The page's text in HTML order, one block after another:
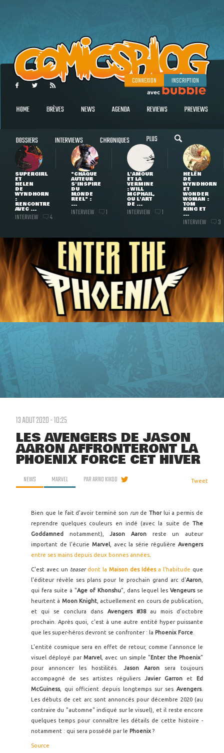
CONNEXION INSCRIPTION
HOME BRÈVES NEWS AGENDA REVIEWS PREVIEWS
DOSSIERS INTERVIEWS CHRONIQUES PLUS
SUPERGIRL
ET
HELEN
DE
WYNDHORN
:
RENCONTRE
AVEC ...
INTERVIEW 4
"CHAQUE
AUTEUR
S'INSPIRE
DU
MONDE
RÉEL" :
...
INTERVIEW 1
L'AMOUR
ET LA
VERMINE
: WILL
MCPHAIL,
OU L'ART
DE ...
INTERVIEW 1
HELEN
DE
WYNDHORN
ET
WONDER
WOMAN :
TOM
KING ET
...
INTERVIEW 3
13 AOUT 2020 - 10:25
LES AVENGERS DE JASON
AARON AFFRONTERONT LA
PHOENIX FORCE CET HIVER
NEWS MARVEL PARARNO KIKOO Tweet
Bien que le fait d'avoir terminé son run de Thor lui a permis de
reprendre quelques couleurs en indé (avec la suite de The
Goddamned notamment),Jason Aaron reste un auteur
important de l'écurie Marvel, avec la série régulière Avengers
entre ses mains depuis deux bonnes années
C'est avec un teaser dont la Maison des Idées a l'habitude que
l'éditeur révèle ses plans pour le prochain grand arc d'Aaron
qui fera suite à "Age of Khonshu", dans lequel les Vengeurs se
heurtent à Moon Knight, actuellement en cours de publication,
et qui se conclura dans Avengers #38
au mois d'octobre
prochain. Après quoi, c'est à une autre entité hyper puissante
que les super-héros devront se confronter : la Phoenix Force
L'entité cosmique sera en effet de retour, comme l'annonce le
visuel déployé par Marvel , avec un simple "Enter the Phoenix"
pour annoncer les hostilités. Jason Aaron sera toujours
accompagné de ses artistes réguliers Javier Garron et Ed
McGuiness, qui officient depuis longtemps sur ses Avengers.
Les débuts de cet arc sont annoncés pour décembre 2020 (au
contraire du "automne" indiqué sur le visuel), et il reste encore
quelques temps pour connaître les détails de cette histoire -
notamment : qui sera possédé par le Phoenix ?
Source